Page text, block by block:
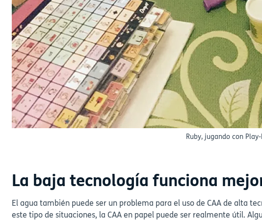
Ruby, jugando con
La baja tecnología funciona
El agua también puede ser un problema para el uso de CAA de alta
este tipo de situaciones, la CAA en papel puede ser realmente útil.